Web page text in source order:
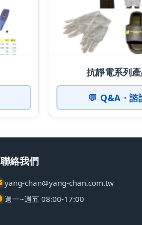
抗靜電系列
💬 Q&A · 諮
聯絡我們
yang-chan@yang-chan.com.tw
週一~週五 08:00-17:00